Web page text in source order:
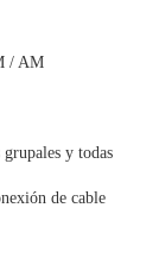
/ AM
y todas
de cable